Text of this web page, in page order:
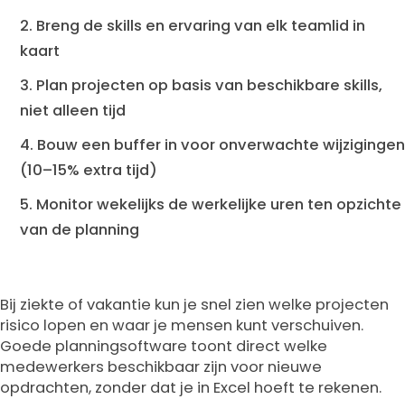
Breng de skills en ervaring van elk teamlid in
kaart
Plan projecten op basis van beschikbare skills,
niet alleen tijd
Bouw een buffer in voor onverwachte wijzigingen
(10–15% extra tijd)
Monitor wekelijks de werkelijke uren ten opzichte
van de planning
Bij ziekte of vakantie kun je snel zien welke projecten
risico lopen en waar je mensen kunt verschuiven.
Goede planningsoftware toont direct welke
medewerkers beschikbaar zijn voor nieuwe
opdrachten, zonder dat je in Excel hoeft te rekenen.